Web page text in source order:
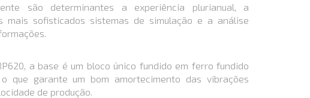
são determinantes a experiência plurianual, a
mais sofisticados sistemas de simulação e a análise
a base é um bloco único fundido em ferro fundido
que garante um bom amortecimento das vibrações
de produção.